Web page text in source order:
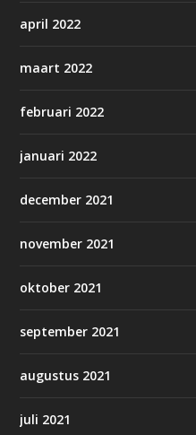
april 2022
maart 2022
februari 2022
januari 2022
december 2021
november 2021
oktober 2021
september 2021
augustus 2021
juli 2021